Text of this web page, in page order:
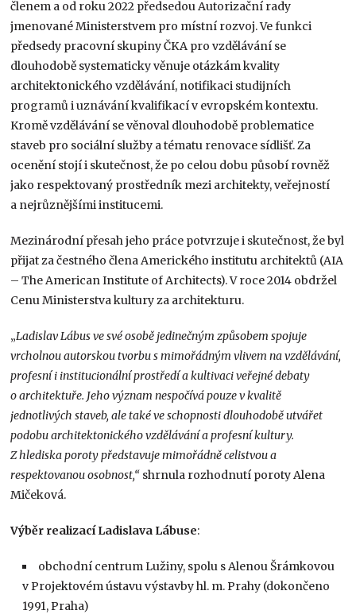
členem a od roku 2022 předsedou Autorizační rady
jmenované Ministerstvem pro místní rozvoj. Ve funkci
předsedy pracovní skupiny ČKA pro vzdělávání se
dlouhodobě systematicky věnuje otázkám kvality
architektonického vzdělávání, notifikaci studijních
programů i uznávání kvalifikací v evropském kontextu.
Kromě vzdělávání se věnoval dlouhodobě problematice
staveb pro sociální služby a tématu renovace sídlišť. Za
ocenění stojí i skutečnost, že po celou dobu působí rovněž
jako respektovaný prostředník mezi architekty, veřejností
a nejrůznějšími institucemi.
Mezinárodní přesah jeho práce potvrzuje i skutečnost, že byl
přijat za čestného člena Amerického institutu architektů (AIA
– The American Institute of Architects). V roce 2014 obdržel
Cenu Ministerstva kultury za architekturu.
„Ladislav Lábus ve své osobě jedinečným způsobem spojuje
vrcholnou autorskou tvorbu s mimořádným vlivem na vzdělávání,
profesní i institucionální prostředí a kultivaci veřejné debaty
o architektuře. Jeho význam nespočívá pouze v kvalitě
jednotlivých staveb, ale také ve schopnosti dlouhodobě utvářet
podobu architektonického vzdělávání a profesní kultury.
Z hlediska poroty představuje mimořádně celistvou a
respektovanou osobnost,“ shrnula rozhodnutí poroty Alena
Mičeková.
Výběr realizací Ladislava Lábuse:
obchodní centrum Lužiny, spolu s Alenou Šrámkovou
v Projektovém ústavu výstavby hl. m. Prahy (dokončeno
1991, Praha)